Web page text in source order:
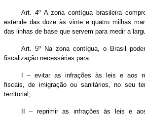
Art. 4º A zona contígua brasileira
estende das doze às vinte e quatro milhas
das linhas de base que servem para medir a
Art. 5º Na zona contígua, o Brasil
fiscalização necessárias para:
I – evitar as infrações às leis e aos
fiscais, de imigração ou sanitários, no seu
territorial;
II – reprimir as infrações às leis e